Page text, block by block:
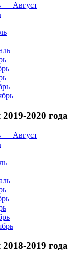
— Август
2020 года
— Август
2019 года